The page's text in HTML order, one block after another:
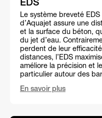
EDS
Le système breveté
d’Aquajet assure une
et la surface du béton,
du jet d’eau.
perdent de leur
distances, l’EDS
améliore la précision et
particulier autour des
En savoir plus